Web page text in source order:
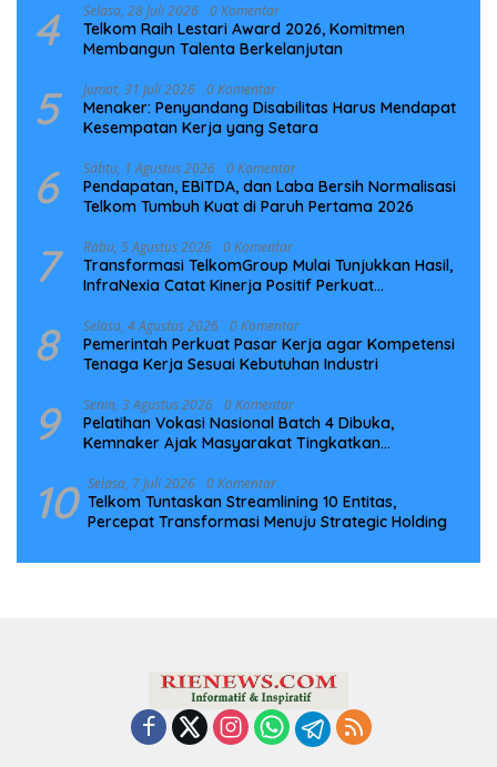
4 Selasa, 28 Juli 2026 0 Komentar
Telkom Raih Lestari Award 2026, Komitmen
Membangun Talenta Berkelanjutan
5 Jumat, 31 Juli 2026 0 Komentar
Menaker: Penyandang Disabilitas Harus Mendapat
Kesempatan Kerja yang Setara
6 Sabtu, 1 Agustus 2026 0 Komentar
Pendapatan, EBITDA, dan Laba Bersih Normalisasi
Telkom Tumbuh Kuat di Paruh Pertama 2026
7 Rabu, 5 Agustus 2026 0 Komentar
Transformasi TelkomGroup Mulai Tunjukkan Hasil,
InfraNexia Catat Kinerja Positif Perkuat
8 Selasa, 4 Agustus 2026 0 Komentar
Pemerintah Perkuat Pasar Kerja agar Kompetensi
Tenaga Kerja Sesuai Kebutuhan Industri
9 Senin, 3 Agustus 2026 0 Komentar
Pelatihan Vokasi Nasional Batch 4 Dibuka,
Kemnaker Ajak Masyarakat Tingkatkan
10 Selasa, 7 Juli 2026 0 Komentar
Telkom Tuntaskan Streamlining 10 Entitas,
Percepat Transformasi Menuju Strategic Holding